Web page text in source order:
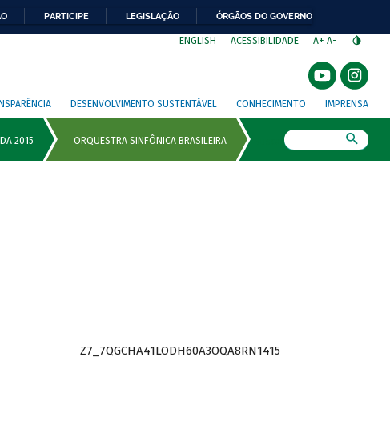
PARTICIPE LEGISLAÇÃO ÓRGÃOS DO GOVERNO
ENGLISH ACESSIBILIDADE A+ A-
DESENVOLVIMENTO SUSTENTÁVEL CONHECIMENTO IMPRENSA
Z7_7QGCHA41LODH60A3OQA8RN1415